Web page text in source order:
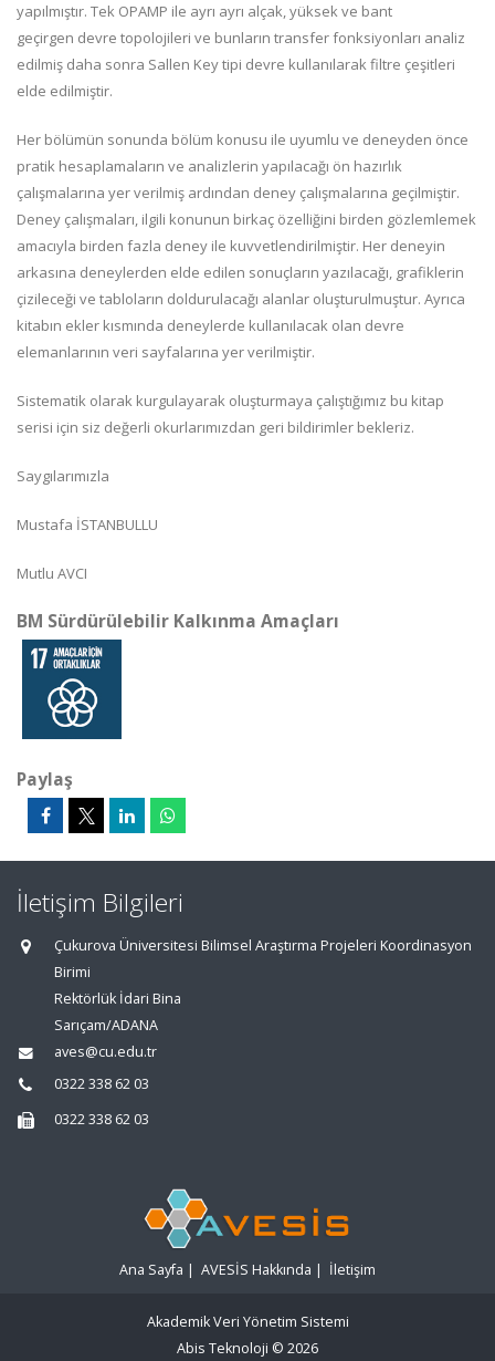
yapılmıştır. Tek OPAMP ile ayrı ayrı alçak, yüksek ve bant
geçirgen devre topolojileri ve bunların transfer fonksiyonları analiz
edilmiş daha sonra Sallen Keytipi devre kullanılarak filtre çeşitleri
elde edilmiştir.
Her bölümün sonunda bölüm konusu ile uyumlu ve deneyden önce
pratik hesaplamaların ve analizlerin yapılacağı ön hazırlık
çalışmalarına yer verilmiş ardından deney çalışmalarına geçilmiştir.
Deney çalışmaları, ilgili konunun birkaç özelliğini birden gözlemlemek
amacıyla birden fazla deney ile kuvvetlendirilmiştir. Her deneyin
arkasına deneylerden elde edilen sonuçların yazılacağı, grafiklerin
çizileceği ve tabloların doldurulacağı alanlar oluşturulmuştur. Ayrıca
kitabın ekler kısmında deneylerde kullanılacak olan devre
elemanlarının veri sayfalarına yer verilmiştir.
Sistematik olarak kurgulayarak oluşturmaya çalıştığımız bu kitap
serisi için siz değerli okurlarımızdan geri bildirimler bekleriz.
Saygılarımızla
Mustafa İSTANBULLU
Mutlu AVCI
BM Sürdürülebilir Kalkınma Amaçları
Paylaş
İletişim Bilgileri
Çukurova Üniversitesi Bilimsel Araştırma Projeleri Koordinasyon
Birimi
Rektörlük İdari Bina
Sarıçam/ADANA
aves@cu.edu.tr
0322 338 62 03
0322 338 62 03
Ana Sayfa | AVESİS Hakkında | İletişim
Akademik Veri Yönetim Sistemi
Abis Teknoloji © 2026